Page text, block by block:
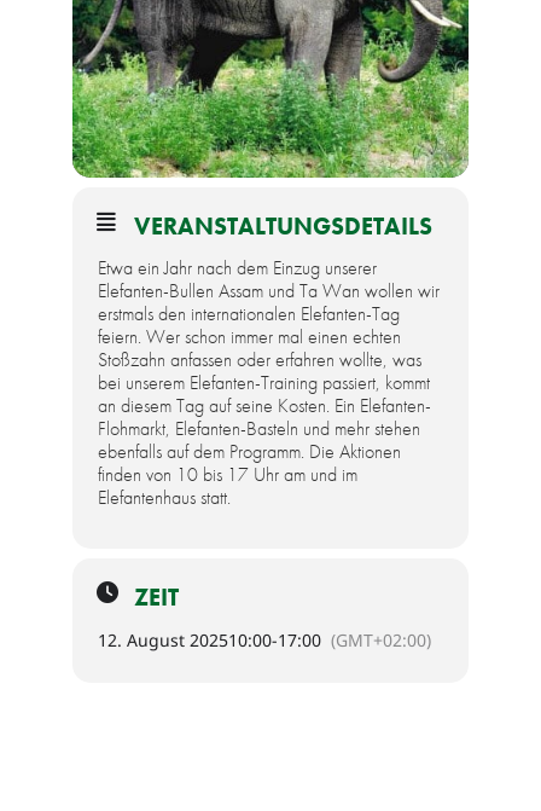
VERANSTALTUNGSDETAILS
Etwa ein Jahr nach dem Einzug unserer
Elefanten-Bullen Assam und Ta Wan wollen wir
erstmals den internationalen Elefanten-Tag
feiern. Wer schon immer mal einen echten
Stoßzahn anfassen oder erfahren wollte, was
bei unserem Elefanten-Training passiert, kommt
an diesem Tag auf seine Kosten. Ein Elefanten-
Flohmarkt, Elefanten-Basteln und mehr stehen
ebenfalls auf dem Programm. Die Aktionen
finden von 10 bis 17 Uhr am und im
Elefantenhaus statt.
ZEIT
12. August 202510:00-17:00 (GMT+02:00)